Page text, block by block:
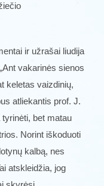
ir užrašai liudija
vakarinės sienos
keletas vaizdinių,
atliekantis prof. J.
bet matau
Norint iškoduoti
kalbą, nes
atskleidžia, jog